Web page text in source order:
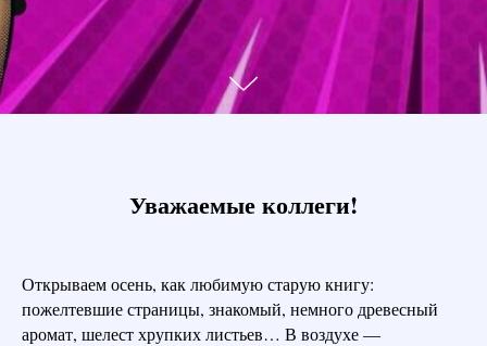
Уважаемые коллеги!
Открываем осень, как любимую старую книгу:
пожелтевшие страницы, знакомый, немного древесный
аромат, шелест хрупких листьев… В воздухе —